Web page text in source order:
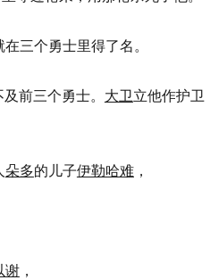
三个勇士里得了名。
前三个勇士。 大卫立他作护卫
朵多的儿子伊勒哈难，
谢，